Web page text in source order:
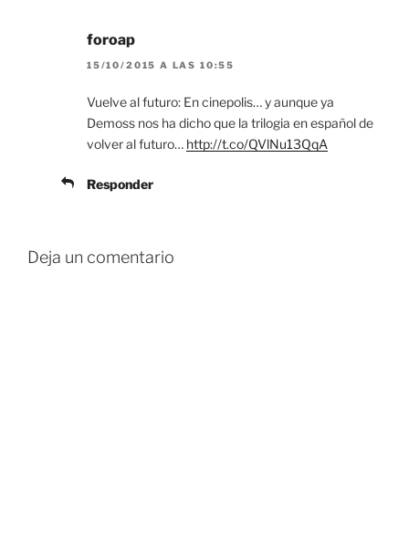
foroap
15/10/2015 A LAS 10:55
Vuelve al futuro: En cinepolis… y aunque ya
Demoss nos ha dicho que la trilogia en español de
volver al futuro… http://t.co/QVlNu13QqA
Responder
Deja un comentario